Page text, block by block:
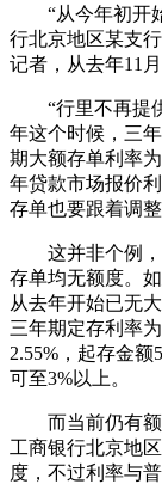
“从今年初开始
行北京地区某支
记者，从去年11
“行里不再提供
年这个时候，三
期大额存单利率
年贷款市场报价
存单也要跟着调
这并非个例，
存单均无额度。
从去年开始已无
三年期定存利率
2.55%，起存金
可至3%以上。
而当前仍有额
工商银行北京地
度，不过利率与